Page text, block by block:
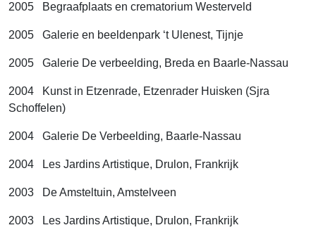
2005 Begraafplaats en crematorium Westerveld
2005 Galerie en beeldenpark ‘t Ulenest, Tijnje
2005 Galerie De verbeelding, Breda en Baarle-Nassau
2004 Kunst in Etzenrade, Etzenrader Huisken (Sjra
Schoffelen)
2004 Galerie De Verbeelding, Baarle-Nassau
2004 Les Jardins Artistique, Drulon, Frankrijk
2003 De Amsteltuin, Amstelveen
2003 Les Jardins Artistique, Drulon, Frankrijk